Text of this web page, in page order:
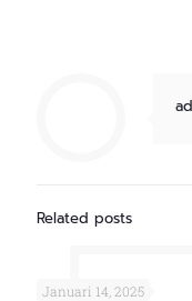
Related posts
Januari 14, 2025